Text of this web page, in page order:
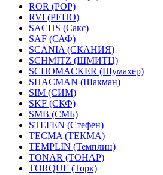
ROR (РОР)
RVI (РЕНО)
SACHS (Сакс)
SAF (САФ)
SCANIA (СКАНИЯ)
SCHMITZ (ШМИТЦ)
SCHOMACKER (Шумахер)
SHACMAN (Шакман)
SIM (СИМ)
SKF (СКФ)
SMB (СМБ)
STEFEN (Стефен)
TECMA (ТЕКМА)
TEMPLIN (Темплин)
TONAR (ТОНАР)
TORQUE (Торк)